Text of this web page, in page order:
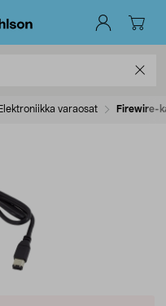
Elektroniikka varaosat Firewire-